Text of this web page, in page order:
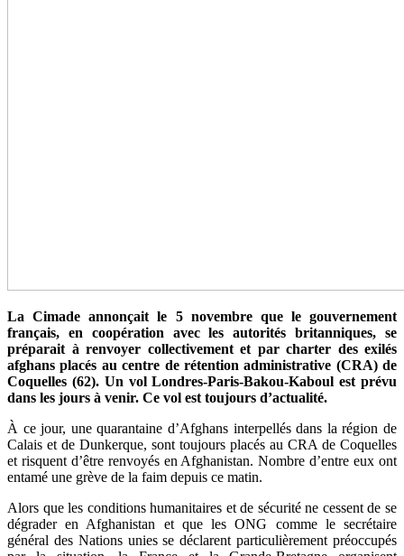
La Cimade annonçait le 5 novembre que le gouvernement
français, en coopération avec les autorités britanniques, se
préparait à renvoyer collectivement et par charter des exilés
afghans placés au centre de rétention administrative (CRA) de
Coquelles (62). Un vol Londres-Paris-Bakou-Kaboul est prévu
dans les jours à venir. Ce vol est toujours d’actualité.
À ce jour, une quarantaine d’Afghans interpellés dans la région de
Calais et de Dunkerque, sont toujours placés au CRA de Coquelles
et risquent d’être renvoyés en Afghanistan. Nombre d’entre eux ont
entamé une grève de la faim depuis ce matin.
Alors que les conditions humanitaires et de sécurité ne cessent de se
dégrader en Afghanistan et que les ONG comme le secrétaire
général des Nations unies se déclarent particulièrement préoccupés